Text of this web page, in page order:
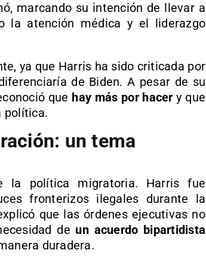
marcando su intención de llevar a
la atención médica y el liderazgo
ya que Harris ha sido criticada por
de Biden. A pesar de su
que hay más por hacer y que
política.
un tema
política migratoria. Harris fue
fronterizos ilegales durante la
que las órdenes ejecutivas no
de un acuerdo bipartidista
duradera.